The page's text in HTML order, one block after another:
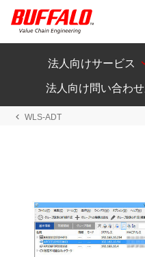
法人向けサービス
法人向け問い合わ
WLS-ADT